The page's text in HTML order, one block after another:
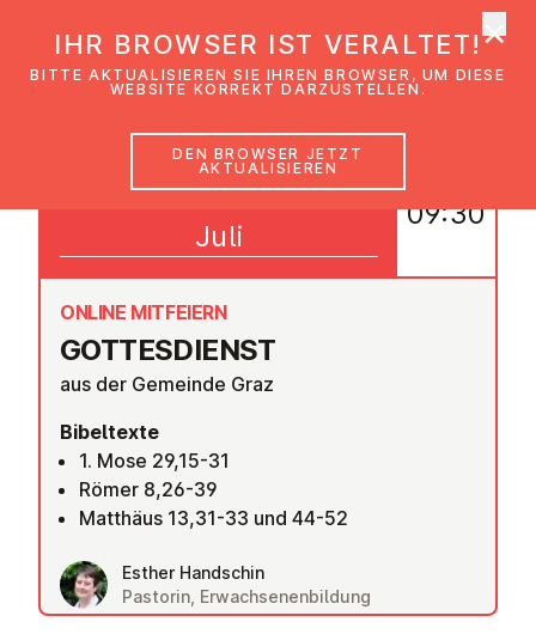
GOT­TES­DIENST
ONLINE MITFEIERN
aus der Gemeinde Graz
Bibeltexte
1. Mose 29,15-31
Römer 8,26-39
Matthäus 13,31-33 und 44-52
Esther Handschin
Pastorin, Erwachsenenbildung
26
Juli
09:30
IHR BROWSER IST VERALTET!
BITTE AKTUALISIEREN SIE IHREN BROWSER, UM DIESE
WEBSITE KORREKT DARZUSTELLEN.
DEN BROWSER JETZT
AKTUALISIEREN
×